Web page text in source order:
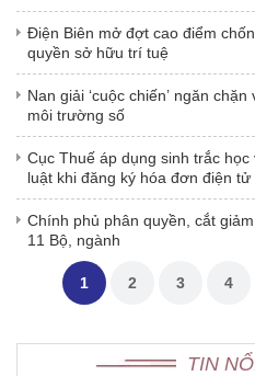
Điện Biên mở đợt cao điểm
quyền sở hữu trí tuệ
Nan giải ‘cuộc chiến’ ngăn
môi trường số
Cục Thuế áp dụng sinh trắc
luật khi đăng ký hóa đơn điện tử
Chính phủ phân quyền, cắt
11 Bộ, ngành
1 2 3 4
TIN